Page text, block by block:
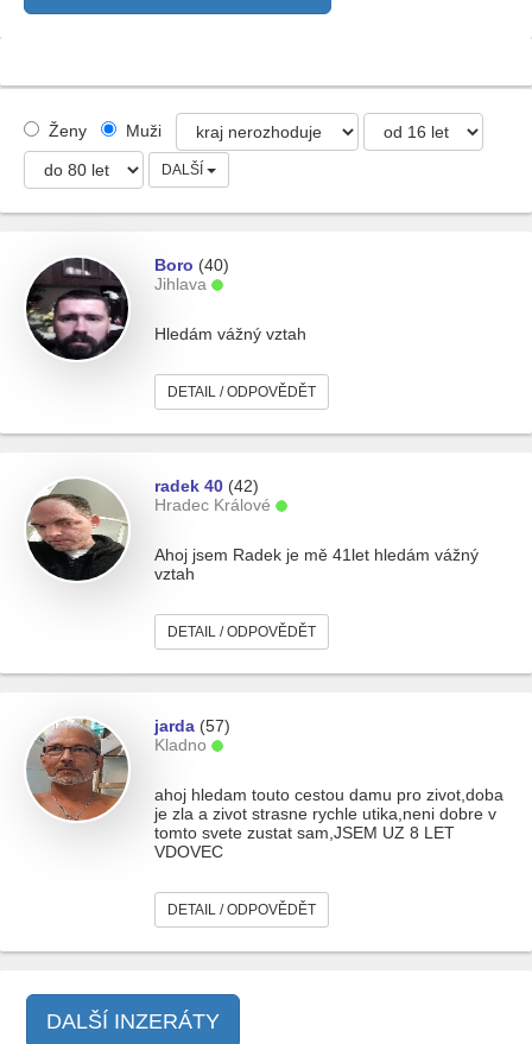
Ženy Muži
DALŠÍ
Boro (40)
Jihlava
Hledám vážný vztah
DETAIL / ODPOVĚDĚT
radek 40 (42)
Hradec Králové
Ahoj jsem Radek je mě 41let hledám vážný
vztah
DETAIL / ODPOVĚDĚT
jarda (57)
Kladno
ahoj hledam touto cestou damu pro zivot,doba
je zla a zivot strasne rychle utika,neni dobre v
tomto svete zustat sam,JSEM UZ 8 LET
VDOVEC
DETAIL / ODPOVĚDĚT
DALŠÍ INZERÁTY